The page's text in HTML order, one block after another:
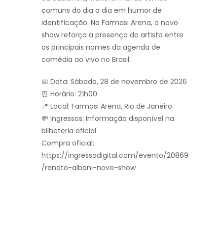
comuns do dia a dia em humor de
identificação. Na Farmasi Arena, o novo
show reforça a presença do artista entre
os principais nomes da agenda de
comédia ao vivo no Brasil.
📅 Data: Sábado, 28 de novembro de 2026
⏰ Horário: 21h00
📍 Local: Farmasi Arena, Rio de Janeiro
💸 Ingressos: Informação disponível na
bilheteria oficial
Compra oficial:
https://ingressodigital.com/evento/20869
/renato-albani-novo-show